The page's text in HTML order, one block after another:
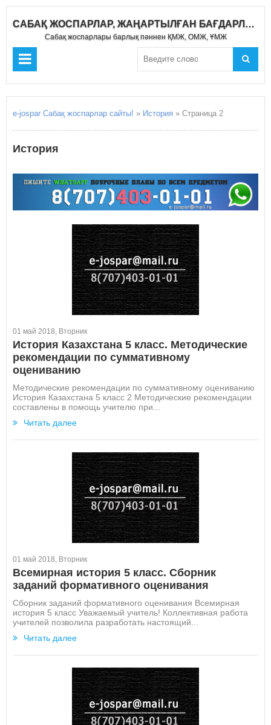
САБАҚ ЖОСПАРЛАР, ЖАҢАРТЫЛҒАН БАҒДАРЛАМА 2021-2022
Сабақ жоспарлары барлық пәннен ҚМЖ, ОМЖ, ҰМЖ
e-jospar Сабақ жоспарлар сайты! » История » Страница 2
История
01 май 2018, Вторник
История Казахстана 5 класс. Методические
рекомендации по суммативному
оцениванию
Методические рекомендации по суммативному оцениванию
История Казахстана 5 класс 2 Методические рекомендации
составлены в помощь учителю при...
Читать далее
01 май 2018, Вторник
Всемирная история 5 класс. Сборник
заданий формативного оценивания
Сборник заданий формативного оценивания Всемирная
история 5 класс Уважаемый учитель! Коллективная работа
учителей позволила разработать настоящий...
Читать далее